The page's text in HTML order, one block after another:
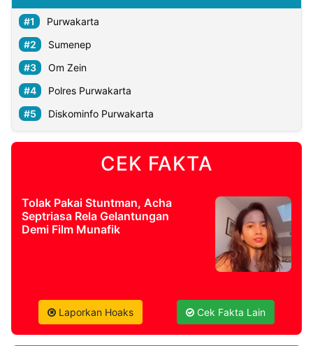
Purwakarta
Sumenep
Om Zein
Polres Purwakarta
Diskominfo Purwakarta
CEK FAKTA
Tolak Pakai Stuntman, Acha
Septriasa Rela Gelantungan
Demi Film Munafik
Laporkan Hoaks Cek Fakta Lain